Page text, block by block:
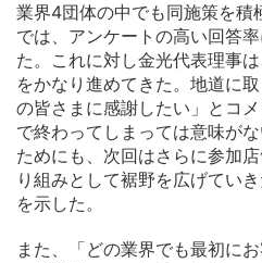
業界4団体の中でも同施策を積
では、アンケートの高い回答
た。これに対し金光代表理事
をかなり進めてきた。地道に
の皆さまに感謝したい」とコ
で終わってしまっては意味が
ためにも、次回はさらに参加
り組みとして裾野を広げてい
を示した。
また、「どの業界でも最初に